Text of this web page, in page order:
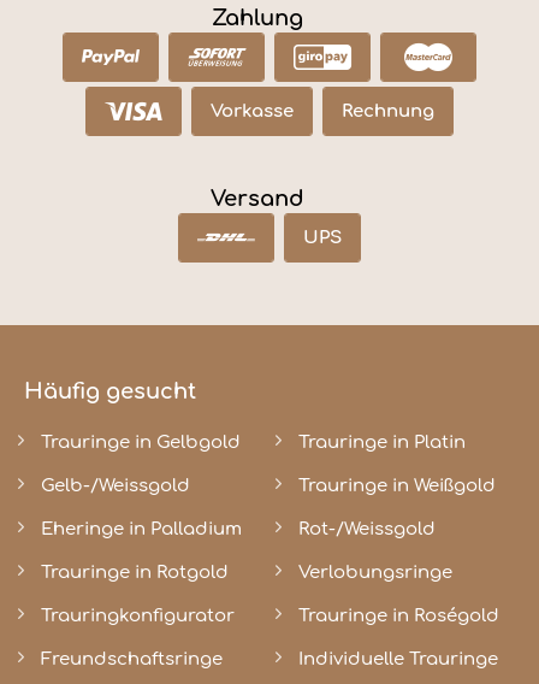
Zahlung
Vorkasse Rechnung
Versand
UPS
Häufig gesucht
Trauringe in Gelbgold Trauringe in Platin
Gelb-/Weissgold Trauringe in Weißgold
Eheringe in Palladium Rot-/Weissgold
Trauringe in Rotgold Verlobungsringe
Trauringkonfigurator Trauringe in Roségold
Freundschaftsringe Individuelle Trauringe